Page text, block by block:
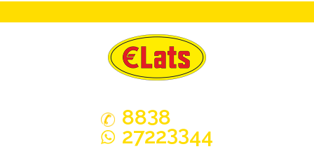
8838
27223344